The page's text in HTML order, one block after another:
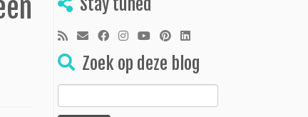
Zoek op deze blog
Zoeken
naar: